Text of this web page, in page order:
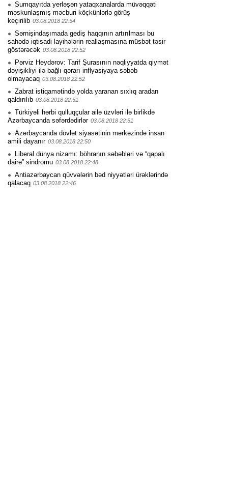
Sumqayıtda yerləşən yataqxanalarda müvəqqəti
məskunlaşmış məcburi köçkünlərlə görüş
keçirilib 03.08.2018 22:54
Sərnişindaşımada gediş haqqının artırılması bu
sahədə iqtisadi layihələrin reallaşmasına müsbət təsir
göstərəcək 03.08.2018 22:52
Pərviz Heydərov: Tarif Şurasının nəqliyyatda qiymət
dəyişikliyi ilə bağlı qərarı inflyasiyaya səbəb
olmayacaq 03.08.2018 22:52
Zabrat istiqamətində yolda yaranan sıxlıq aradan
qaldırılıb 03.08.2018 22:51
Türkiyəli hərbi qulluqçular ailə üzvləri ilə birlikdə
Azərbaycanda səfərdədirlər 03.08.2018 22:51
Azərbaycanda dövlət siyasətinin mərkəzində insan
amili dayanır 03.08.2018 22:50
Liberal dünya nizamı: böhranın səbəbləri və “qapalı
dairə” sindromu 03.08.2018 22:48
Antiazərbaycan qüvvələrin bəd niyyətləri ürəklərində
qalacaq 03.08.2018 22:46